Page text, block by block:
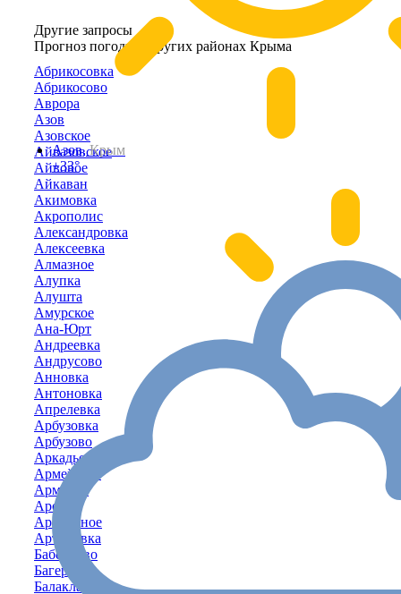
Азов,Крым
+33°
Другие запросы
Прогноз погоды в других районах Крыма
Абрикосовка
Абрикосово
Аврора
Азов
Азовское
Айвазовское
Айвовое
Айкаван
Акимовка
Акрополис
Александровка
Алексеевка
Алмазное
Алупка
Алушта
Амурское
Ана-Юрт
Андреевка
Андрусово
Анновка
Антоновка
Апрелевка
Арбузовка
Арбузово
Аркадьевка
Армейское
Армянск
Аромат
Ароматное
Артёмовка
Бабенково
Багерово
Балаклава